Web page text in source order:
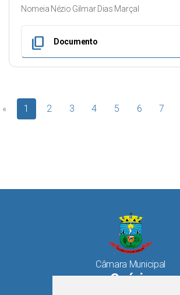
Nomeia Nézio Gilmar Dias Marçal
content_copy Documento
« 1 2 3 4 5 6 7
Câmara Municipal
Osório